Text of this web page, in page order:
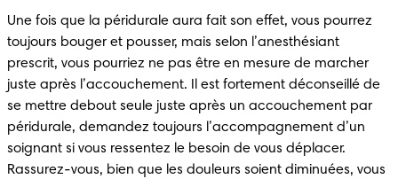
Une fois que la péridurale aura fait son effet, vous pourrez
toujours bouger et pousser, mais selon l’anesthésiant
prescrit, vous pourriez ne pas être en mesure de marcher
juste après l’accouchement. Il est fortement déconseillé de
se mettre debout seule juste après un accouchement par
péridurale, demandez toujours l’accompagnement d’un
soignant si vous ressentez le besoin de vous déplacer.
Rassurez-vous, bien que les douleurs soient diminuées, vous